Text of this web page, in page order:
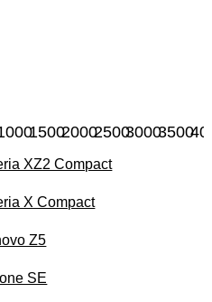
15002000250030003500
XZ2 Compact
X Compact
Z5
SE